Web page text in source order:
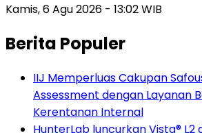
Kamis, 6 Agu 2026 - 13:02 WIB
Berita Populer
IIJ Memperluas Cakupan
Assessment dengan Layanan
Kerentanan Internal
HunterLab luncurkan Vista®